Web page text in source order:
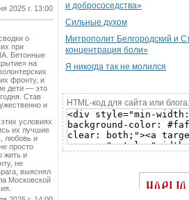
2025 г. 13:00
о
при
Бетонные
на
фронту, и
дети — это
Став
и
условиях
их лучшие
любовь и
просто
жить и
не
выяснял
Московской
и добрососедства»
Сильные духом
Митрополит Белгородский и
концентрация боли»
Я никогда так не молился
HTML-код для сайта или блога: